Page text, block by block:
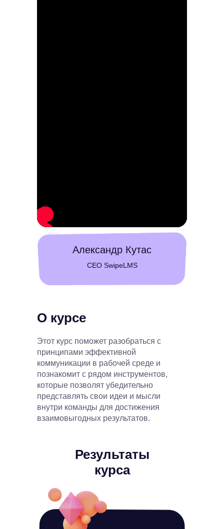
Александр Кутас
CEO SwipeLMS
О курсе
Этот курс поможет разобраться с
принципами эффективной
коммуникации в рабочей среде и
познакомит с рядом инструментов,
которые позволят убедительно
представлять свои идеи и мысли
внутри команды для достижения
взаимовыгодных результатов.
Результаты
курса
Программа